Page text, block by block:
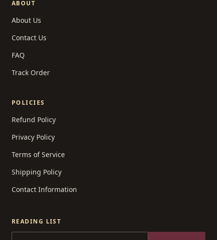
ABOUT
About Us
Contact Us
FAQ
Track Order
POLICIES
Refund Policy
Privacy Policy
Terms of Service
Shipping Policy
Contact Information
READING LIST